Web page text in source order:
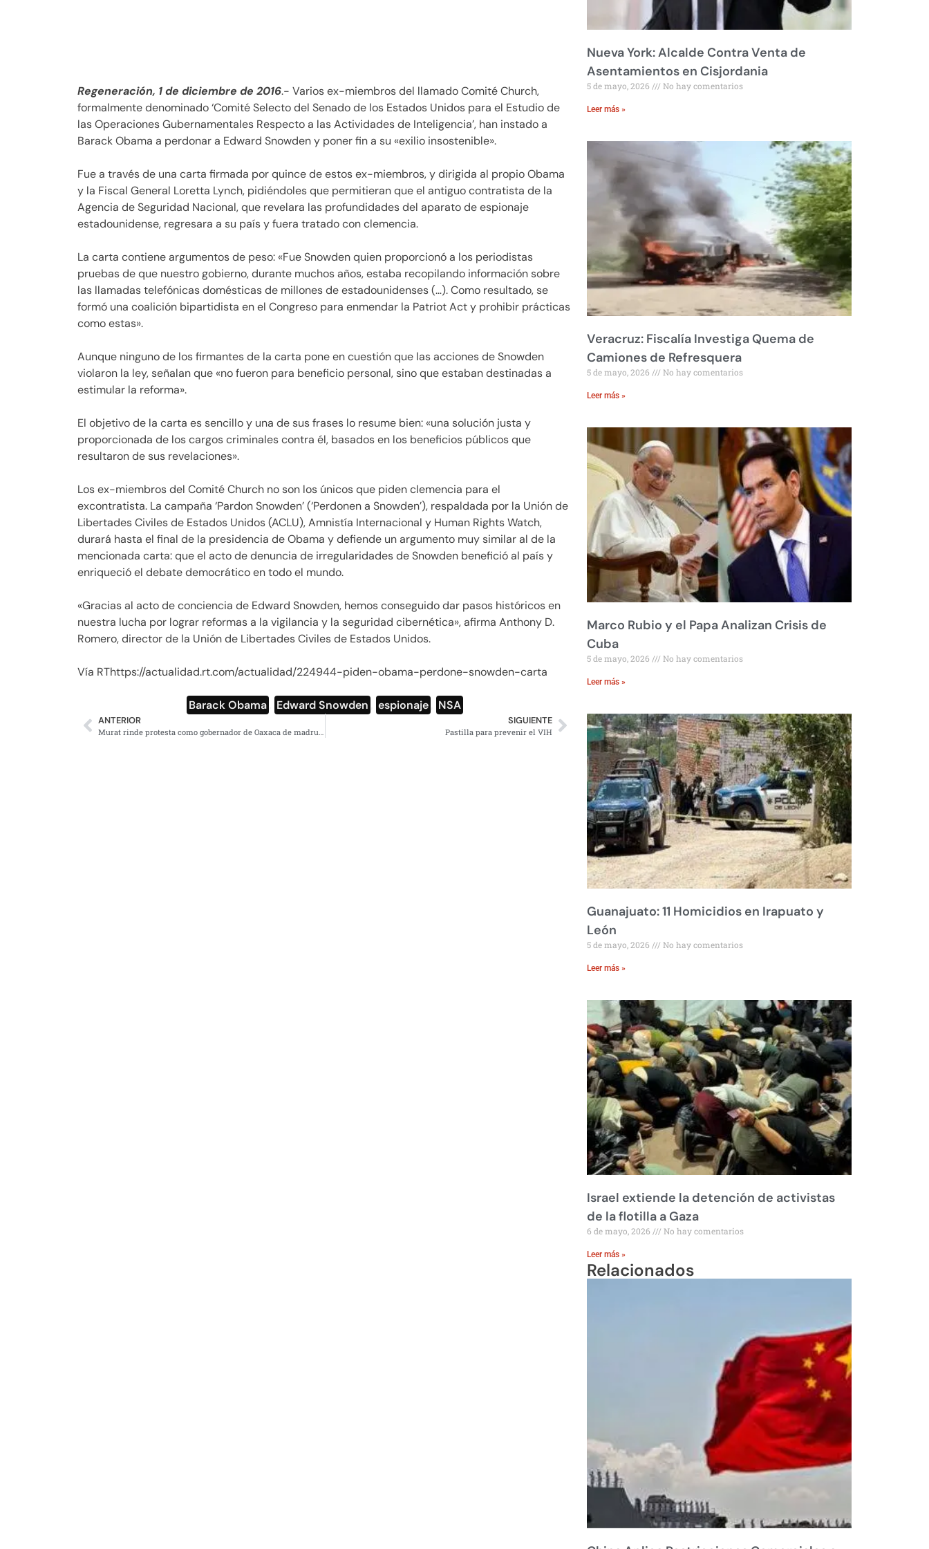
Regeneración, 1 de diciembre de 2016.- Varios ex-miembros del llamado Comité Church,
formalmente denominado ‘Comité Selecto del Senado de los Estados Unidos para el Estudio de
las Operaciones Gubernamentales Respecto a las Actividades de Inteligencia’, han instado a
Barack Obama a perdonar a Edward Snowden y poner fin a su «exilio insostenible».
Fue a través de una carta firmada por quince de estos ex-miembros, y dirigida al propio Obama
y la Fiscal General Loretta Lynch, pidiéndoles que permitieran que el antiguo contratista de la
Agencia de Seguridad Nacional, que revelara las profundidades del aparato de espionaje
estadounidense, regresara a su país y fuera tratado con clemencia.
La carta contiene argumentos de peso: «Fue Snowden quien proporcionó a los periodistas
pruebas de que nuestro gobierno, durante muchos años, estaba recopilando información sobre
las llamadas telefónicas domésticas de millones de estadounidenses (…). Como resultado, se
formó una coalición bipartidista en el Congreso para enmendar la Patriot Act y prohibir prácticas
como estas».
Aunque ninguno de los firmantes de la carta pone en cuestión que las acciones de Snowden
violaron la ley, señalan que «no fueron para beneficio personal, sino que estaban destinadas a
estimular la reforma».
El objetivo de la carta es sencillo y una de sus frases lo resume bien: «una solución justa y
proporcionada de los cargos criminales contra él, basados en los beneficios públicos que
resultaron de sus revelaciones».
Los ex-miembros del Comité Church no son los únicos que piden clemencia para el
excontratista. La campaña ‘Pardon Snowden’ (‘Perdonen a Snowden’), respaldada por la Unión de
Libertades Civiles de Estados Unidos (ACLU), Amnistía Internacional y Human Rights Watch,
durará hasta el final de la presidencia de Obama y defiende un argumento muy similar al de la
mencionada carta: que el acto de denuncia de irregularidades de Snowden benefició al país y
enriqueció el debate democrático en todo el mundo.
«Gracias al acto de conciencia de Edward Snowden, hemos conseguido dar pasos históricos en
nuestra lucha por lograr reformas a la vigilancia y la seguridad cibernética», afirma Anthony D.
Romero, director de la Unión de Libertades Civiles de Estados Unidos.
Vía RThttps://actualidad.rt.com/actualidad/224944-piden-obama-perdone-snowden-carta
Barack Obama Edward Snowden espionaje NSA
ANTERIOR SIGUIENTE
Pastilla para prevenir el VIH
Nueva York: Alcalde Contra Venta de
Asentamientos en Cisjordania
5 de mayo, 2026 No hay comentarios
Leer más »
Veracruz: Fiscalía Investiga Quema de
Camiones de Refresquera
5 de mayo, 2026 No hay comentarios
Leer más »
Marco Rubio y el Papa Analizan Crisis de
Cuba
5 de mayo, 2026 No hay comentarios
Leer más »
Guanajuato: 11 Homicidios en Irapuato y
León
5 de mayo, 2026 No hay comentarios
Leer más »
Israel extiende la detención de activistas
de la flotilla a Gaza
6 de mayo, 2026 No hay comentarios
Leer más »
Relacionados